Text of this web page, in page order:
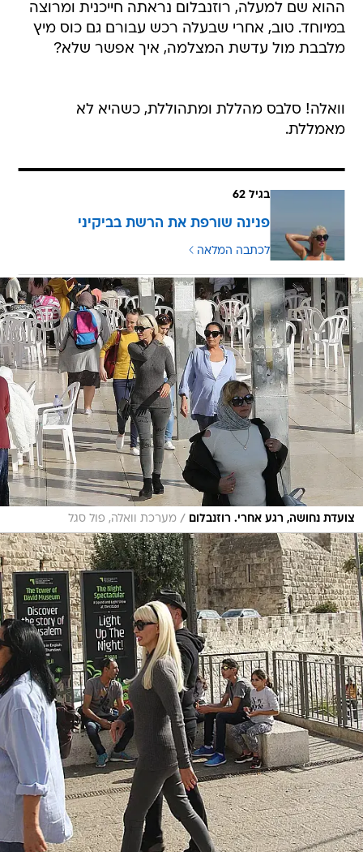
ההוא שם למעלה, רוזנבלום נראתה חייכנית ומרוצה
במיוחד. טוב, אחרי שבעלה רכש עבורם גם כוס מיץ
מלבבת מול עדשת המצלמה, איך אפשר שלא?
וואלה! סלבס מהללת ומתהוללת, כשהיא לא
מאמללת.
בגיל 62
פנינה שורפת את הרשת בביקיני
לכתבה המלאה
צועדת נחושה, רגע אחרי. רוזנבלום / מערכת וואלה, פול סגל